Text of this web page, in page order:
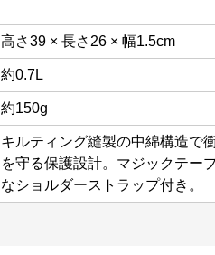
高さ39 × 長さ26 × 幅1.5cm
約0.7L
約150g
キルティング縫製の中綿構造で
を守る保護設計。マジックテー
なショルダーストラップ付き。